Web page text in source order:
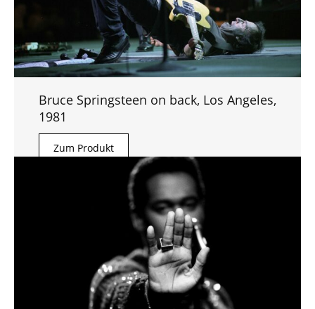
Bruce Springsteen on back, Los Angeles,
1981
Zum Produkt